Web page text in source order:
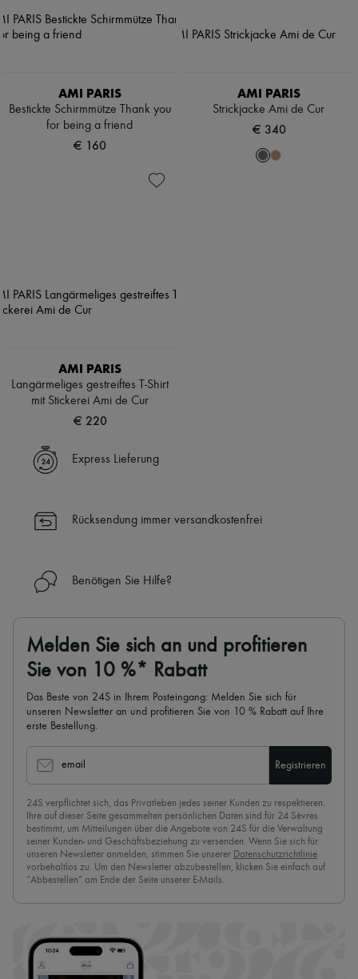
AMI PARIS
Bestickte Schirmmütze Thank you
for being a friend
€ 160
AMI PARIS
Strickjacke Ami de Cur
€ 340
AMI PARIS
Langärmeliges gestreiftes T-Shirt
mit Stickerei Ami de Cur
€ 220
Express Lieferung
Rücksendung immer versandkostenfrei
Benötigen Sie Hilfe?
Melden Sie sich an und profitieren
Sie von 10 %* Rabatt
Das Beste von 24S in Ihrem Posteingang: Melden Sie sich für
unseren Newsletter an und profitieren Sie von 10 % Rabatt auf Ihre
erste Bestellung.
email Registrieren
24S verpflichtet sich, das Privatleben jedes seiner Kunden zu respektieren.
Ihre auf dieser Seite gesammelten persönlichen Daten sind für 24 Sèvres
bestimmt, um Mitteilungen über die Angebote von 24S für die Verwaltung
seiner Kunden- und Geschäftsbeziehung zu versenden. Wenn Sie sich für
unseren Newsletter anmelden, stimmen Sie unserer Datenschutzrichtlinie
vorbehaltlos zu. Um den Newsletter abzubestellen, klicken Sie einfach auf
“Abbestellen” am Ende der Seite unserer E-Mails.